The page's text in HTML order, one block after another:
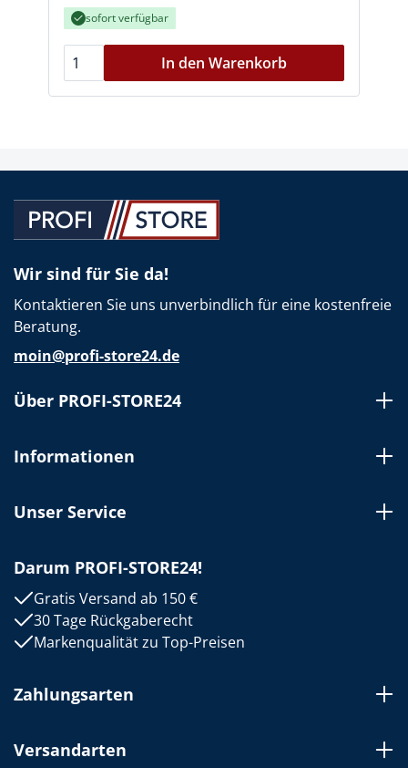
sofort verfügbar
In den Warenkorb
Wir sind für Sie da!
Kontaktieren Sie uns unverbindlich für eine kostenfreie
Beratung.
moin@profi-store24.de
Über PROFI-STORE24
Informationen
Unser Service
Darum PROFI-STORE24!
Gratis Versand ab 150 €
30 Tage Rückgaberecht
Markenqualität zu Top-Preisen
Zahlungsarten
Versandarten